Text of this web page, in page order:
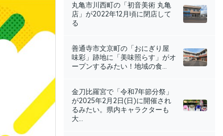
丸亀市川西町の「初音美術 丸亀
店」が2022年12月頃に閉店して
る
善通寺市文京町の「おにぎり屋
味彩」跡地に「美味照らす」がオ
ープンするみたい！地域の食...
金刀比羅宮で「令和7年節分祭」
が2025年2月2日(日)に開催され
るみたい。県内キャラクターも
大...